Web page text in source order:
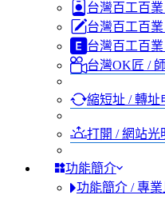
台灣百工百
台灣百工百
台灣百工百
台灣OK匠 /
縮短址 / 轉址
打開 / 網站光
功能簡介
功能簡介 / 專